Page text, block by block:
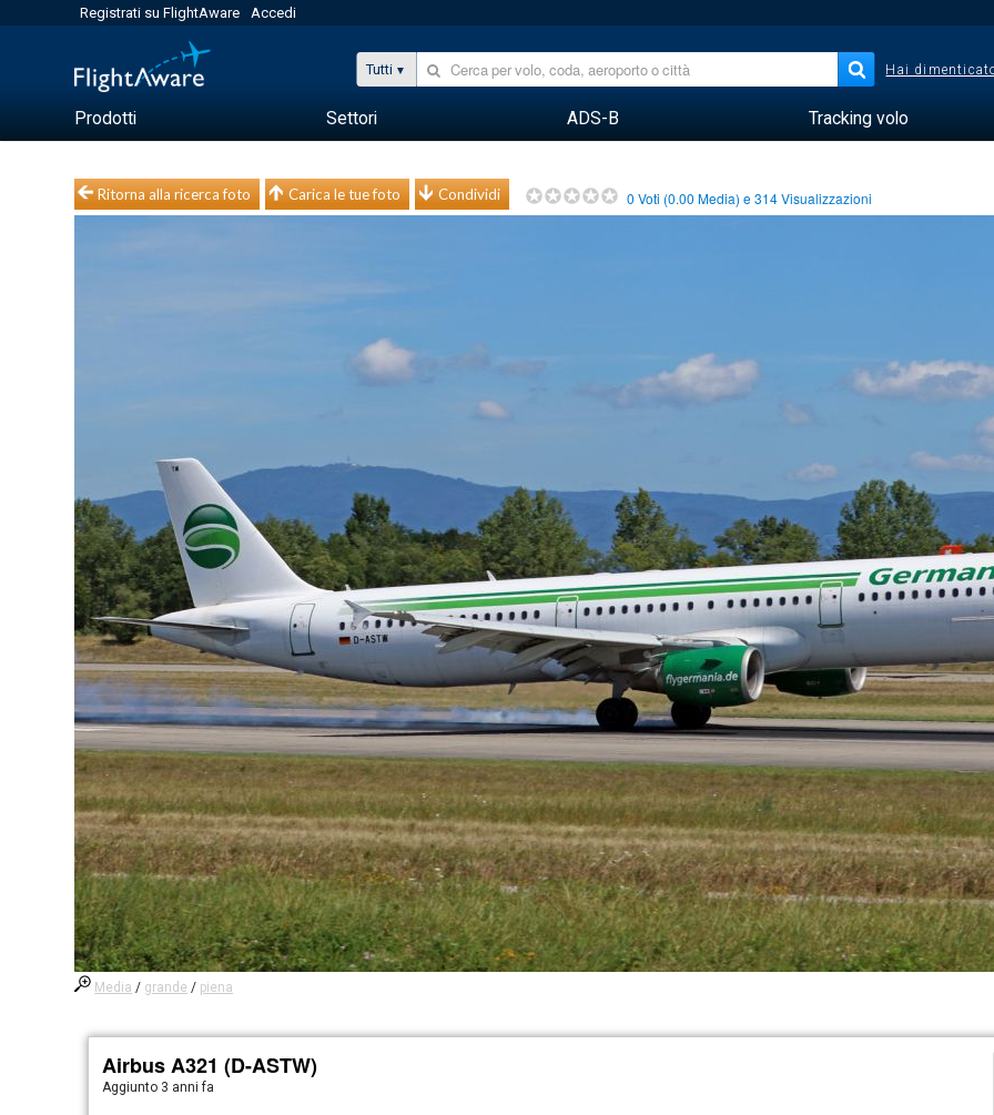
Registrati su FlightAware Accedi
Tutti Hai
Prodotti Settori ADS-B Tracking volo
Ritorna alla ricerca foto Carica le tue foto Condividi 0 Voti (0.00 Media) e314Visualizzazioni
Media / grande / piena
Airbus A321 (D-ASTW)
Aggiunto 3 anni fa